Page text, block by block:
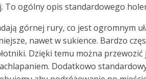
To ogólny opis standardowego
górnej rury, co jest ogromnym
nawet w sukience. Bardzo
Dzięki temu można
Dodatkowo